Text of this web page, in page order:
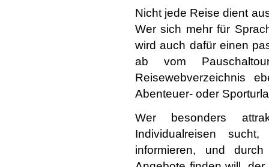
Nicht jede Reise dient
Wer sich mehr für
wird auch dafür einen
ab vom
Reisewebverzeichnis
Abenteuer- oder
Wer besonders
Individualreisen
informieren, und